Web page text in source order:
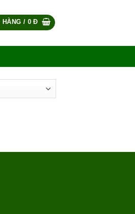
HÀNG / 0Đ